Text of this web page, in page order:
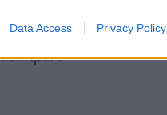
Data Access Privacy Policy
στην Ελλάδα με το
πρόγραμμα εξειδίκευσης
EcoXpert